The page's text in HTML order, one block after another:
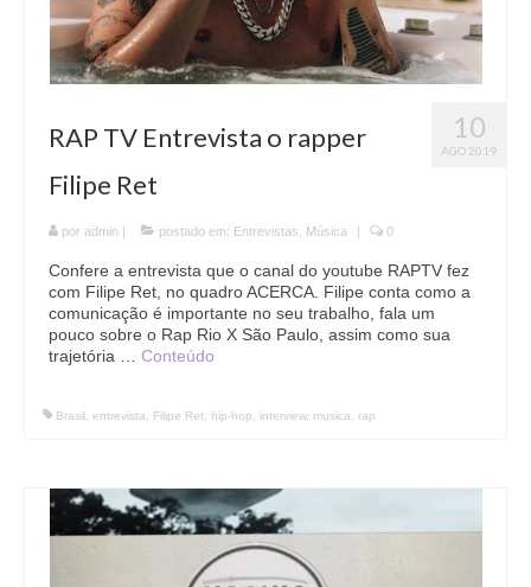
10
AGO 2019
RAP TV Entrevista o rapper
Filipe Ret
por admin | postado em: Entrevistas Música | 0
Confere a entrevista que o canal do youtube RAPTV fez
com Filipe Ret, no quadro ACERCA. Filipe conta como a
comunicação é importante no seu trabalho, fala um
pouco sobre o Rap Rio X São Paulo, assim como sua
trajetória … Conteúdo
Brasil entrevista Filipe Ret hip-hop interview, musica rap